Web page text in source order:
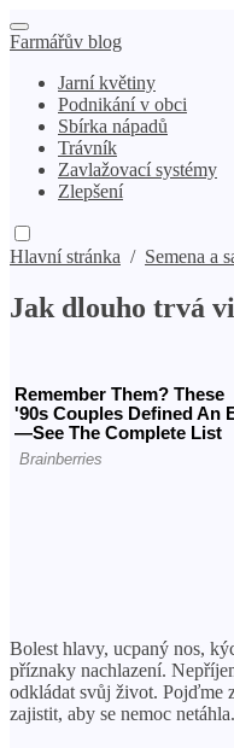
Farmářův blog
Jarní květiny
Podnikání v obci
Sbírka nápadů
Trávník
Zavlažovací systémy
Zlepšení
Hlavní stránka / Semena a
Jak dlouho trvá
Bolest hlavy, ucpaný nos,
příznaky nachlazení.
odkládat svůj život. Pojďme
zajistit, aby se nemoc netáhla.